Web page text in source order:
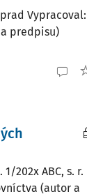
Vypracoval:
predpisu)
202x ABC, s. r.
(autor a